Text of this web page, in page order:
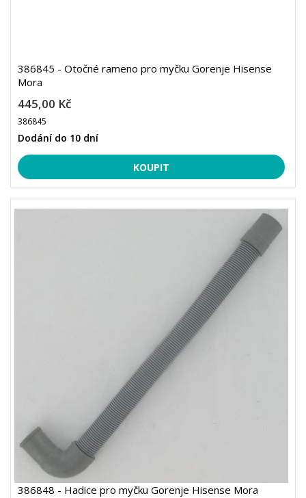
386845 - Otočné rameno pro myčku Gorenje Hisense
Mora
445,00 Kč
386845
Dodání do 10 dní
386848 - Hadice pro myčku Gorenje Hisense Mora